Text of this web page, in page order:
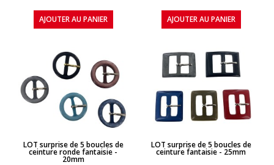
AJOUTER AU PANIER AJOUTER AU PANIER
APERÇU RAPIDE
LOT surprise de 5 boucles de
ceinture ronde fantaisie -
20mm
APERÇU RAPIDE
LOT surprise de 5 boucles de
ceinture fantaisie - 25mm